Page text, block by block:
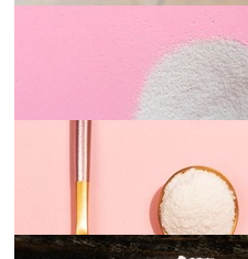
ド ～大豆ペ
プチド～
栄養学
ペプチドの特
2019.06.19
テアニ
ン